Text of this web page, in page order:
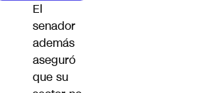
El
senador
además
aseguró
que su